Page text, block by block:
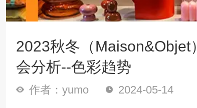
2023秋冬（Maison&Objet
会分析--色彩趋势
作者：yumo 2024-05-14